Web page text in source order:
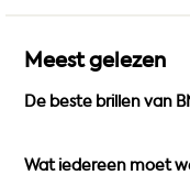
Meest gelezen
De beste brillen van
Wat iedereen moet